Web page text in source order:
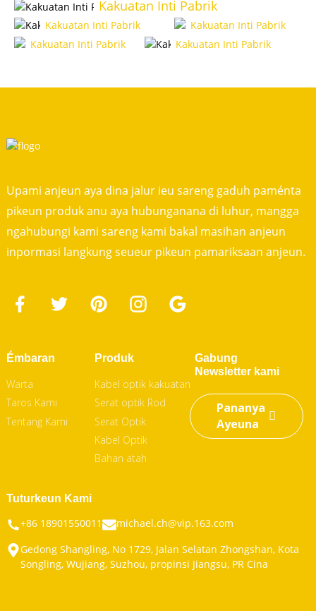
Kakuatan Inti Pabrik
Kakuatan Inti Pabrik
Kakuatan Inti Pabrik
Kakuatan Inti Pabrik
Kakuatan Inti Pabrik
Upami anjeun aya dina jalur ieu sareng gaduh paménta
pikeun produk anu aya hubunganana di luhur, mangga
ngahubungi kami sareng kami bakal masihan anjeun
inpormasi langkung seueur pikeun pamariksaan anjeun.
Émbaran
Warta
Taros Kami
Tentang Kami
Produk
Kabel optik kakuatan
Serat optik Rod
Serat Optik
Kabel Optik
Bahan atah
Gabung
Newsletter kami
Pananya
Ayeuna
Tuturkeun Kami
+86 18901550011
michael.ch@vip.163.com
Gedong Shangling, No 1729, Jalan Selatan Zhongshan, Kota
Songling, Wujiang, Suzhou, propinsi Jiangsu, PR Cina